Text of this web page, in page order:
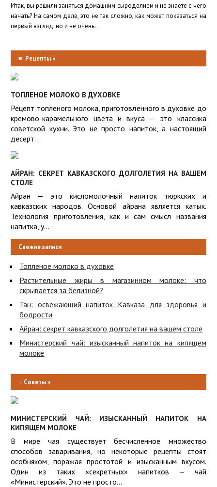
Итак, вы решили заняться домашним сыроделием и не знаете с чего
начать? На самом деле, это не так сложно, как может показаться на
первый взгляд, но и не очень...
≡ Рецепты »
ТОПЛЕНОЕ МОЛОКО В ДУХОВКЕ
Рецепт топленого молока, приготовленного в духовке до
кремово-карамельного цвета и вкуса — это классика
советской кухни. Это не просто напиток, а настоящий
десерт...
АЙРАН: СЕКРЕТ КАВКАЗСКОГО ДОЛГОЛЕТИЯ НА ВАШЕМ
СТОЛЕ
Айран — это кисломолочный напиток тюркских и
кавказских народов. Основой айрана является катык.
Технология приготовления, как и сам смысл названия
напитка, у...
Свежие записи
Топленое молоко в духовке
Растительные жиры в магазинном молоке: что
скрывается за белизной?
Тан: освежающий напиток Кавказа для здоровья и
бодрости
Айран: секрет кавказского долголетия на вашем столе
Министерский чай: изысканный напиток на кипящем
молоке
≡ Советы »
МИНИСТЕРСКИЙ ЧАЙ: ИЗЫСКАННЫЙ НАПИТОК НА
КИПЯЩЕМ МОЛОКЕ
В мире чая существует бесчисленное множество
способов заваривания, но некоторые рецепты стоят
особняком, поражая простотой и изысканным вкусом.
Один из таких «секретных» напитков — чай
«Министерский». Это не просто...